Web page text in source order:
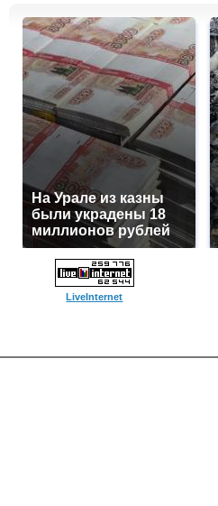
На Урале из казны
были украдены 18
миллионов рублей
LiveInternet